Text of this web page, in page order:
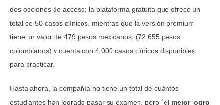
dos opciones de acceso; la plataforma gratuita que ofrece un
total de 50 casos clínicos, mientras que la versión premium
tiene un valor de 479 pesos mexicanos, (72.655 pesos
colombianos) y cuenta con 4.000 casos clínicos disponibles
para practicar.
Hasta ahora, la compañía no tiene un total de cuántos
estudiantes han logrado pasar su examen, pero “el mejor logro